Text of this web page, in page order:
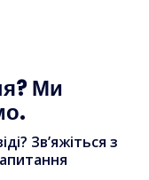
Ми
Зв’яжіться з